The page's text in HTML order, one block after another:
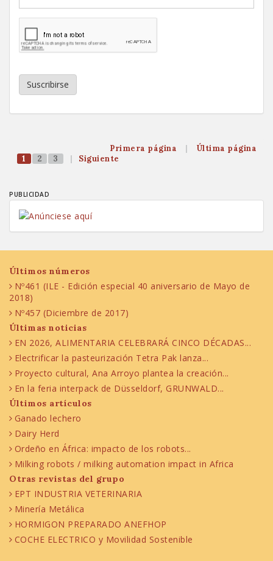
Suscribirse
Primera página |
Última página
1
2 3 | Siguiente
PUBLICIDAD
Últimos números
Nº461 (ILE - Edición especial 40 aniversario de Mayo de
2018)
Nº457 (Diciembre de 2017)
Últimas noticias
EN 2026, ALIMENTARIA CELEBRARÁ CINCO DÉCADAS...
Electrificar la pasteurización Tetra Pak lanza...
Proyecto cultural, Ana Arroyo plantea la creación...
En la feria interpack de Düsseldorf, GRUNWALD...
Últimos artículos
Ganado lechero
Dairy Herd
Ordeño en África: impacto de los robots...
Milking robots / milking automation impact in Africa
Otras revistas del grupo
EPT INDUSTRIA VETERINARIA
Minería Metálica
HORMIGON PREPARADO ANEFHOP
COCHE ELECTRICO y Movilidad Sostenible